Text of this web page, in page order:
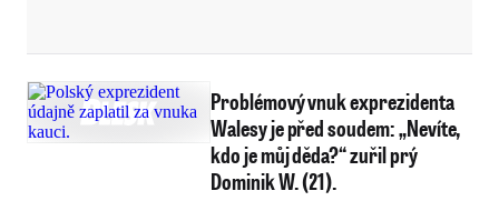
Problémový vnuk exprezidenta
Walesy je před soudem: „Nevíte,
kdo je můj děda?“ zuřil prý
Dominik W. (21).